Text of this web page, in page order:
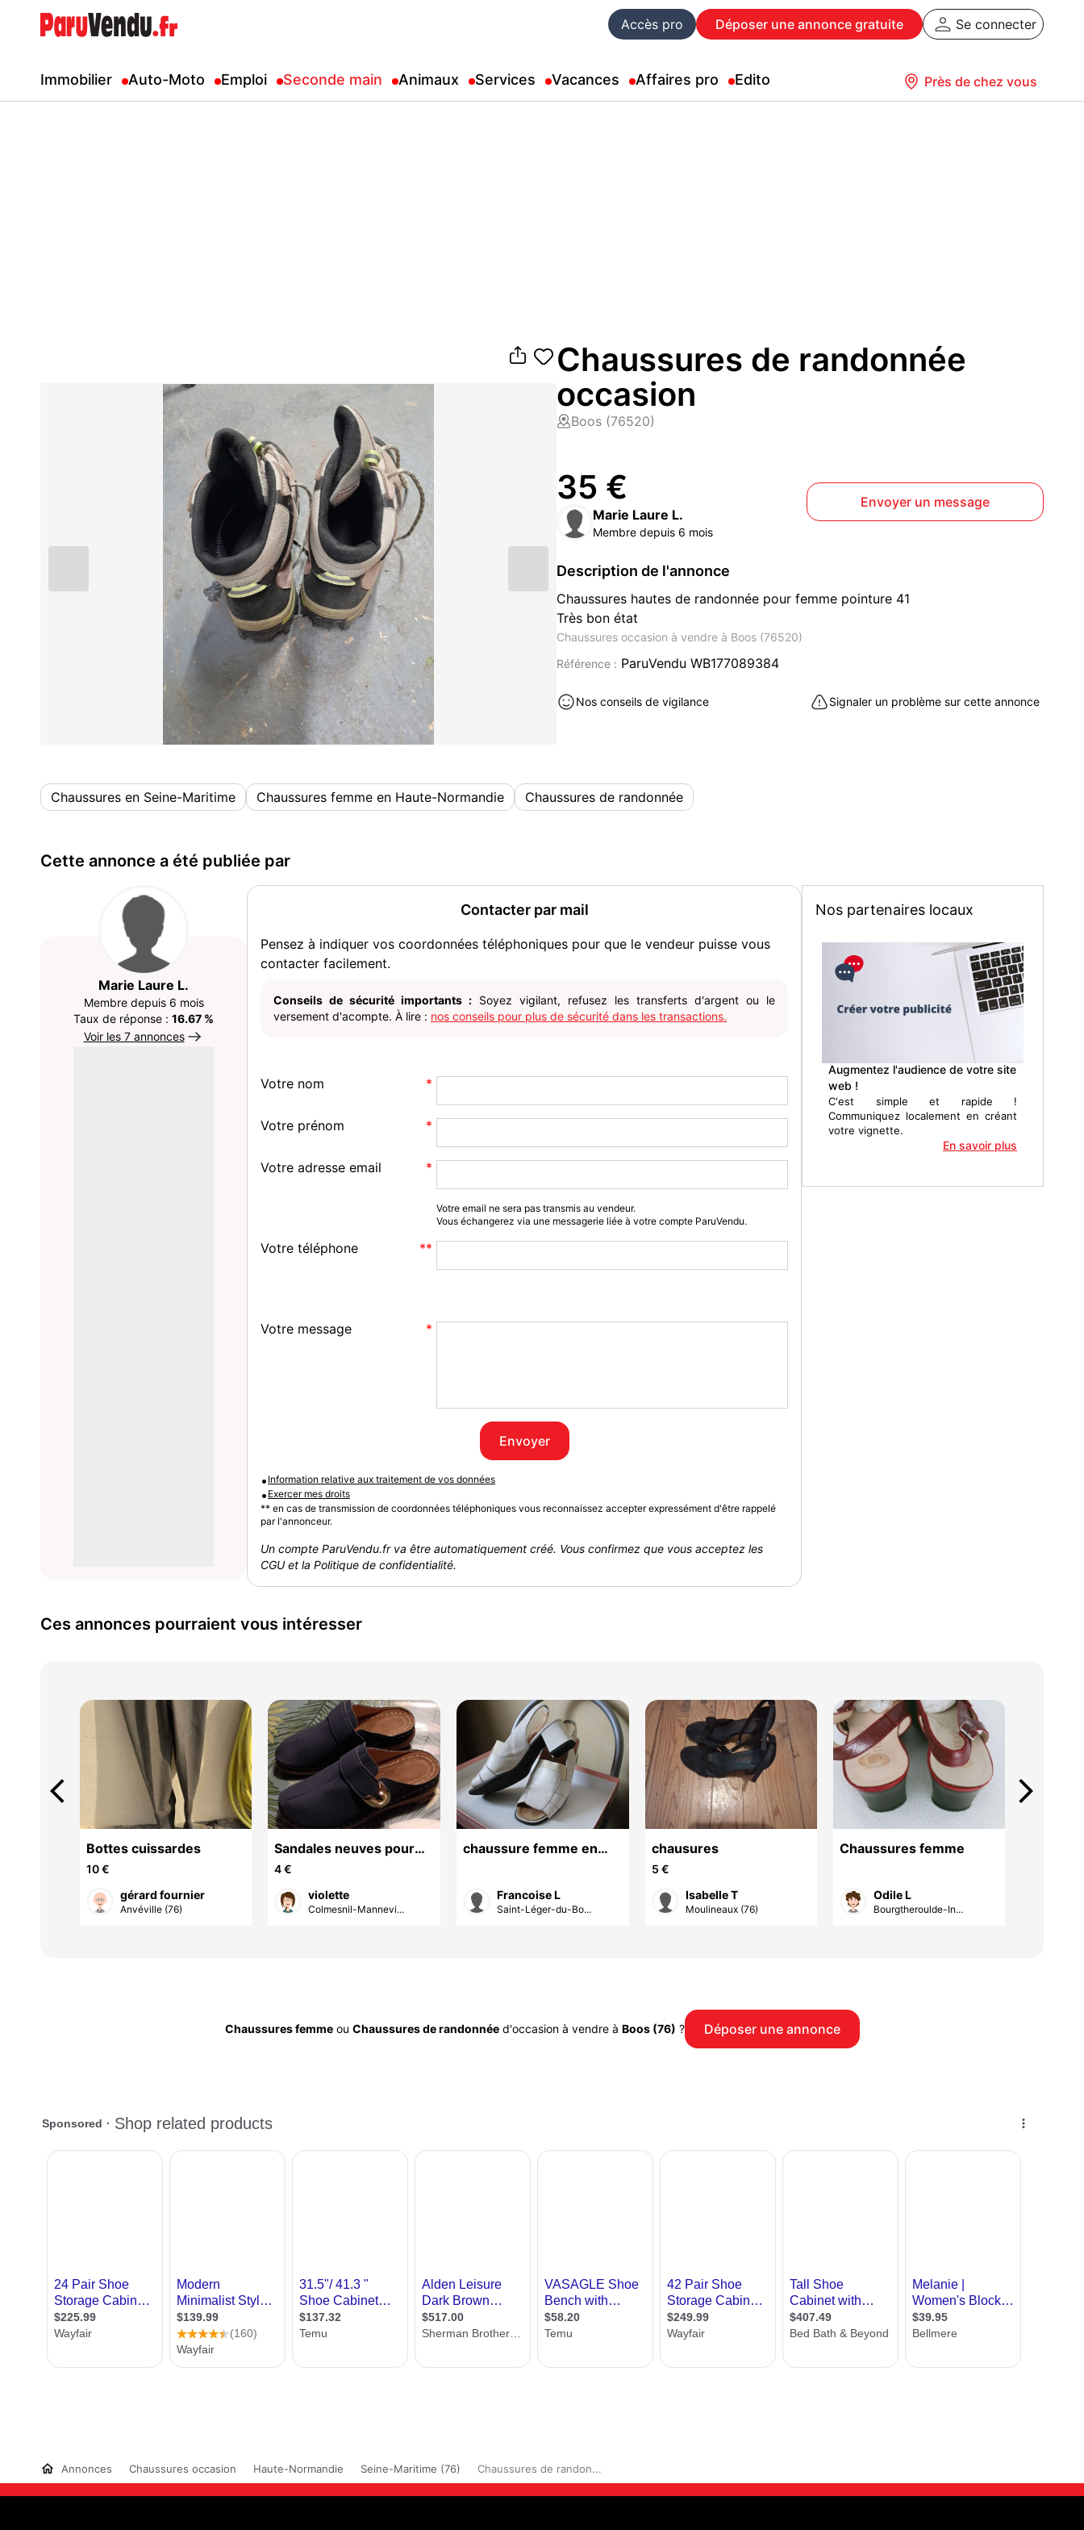
Accès pro Déposer une annonce gratuite Se connecter
Immobilier Auto-Moto Emploi Seconde main Animaux Services Vacances Affaires pro Edito Près de chez vous
Chaussures de randonnée
occasion
Boos (76520)
35 €
Marie Laure L.
Membre depuis 6 mois
Envoyer un message
Description de l'annonce
Chaussures hautes de randonnée pour femme pointure 41
Très bon état
Chaussures occasion à vendre à Boos (76520)
Référence : ParuVendu WB177089384
Nos conseils de vigilance Signaler un problème sur cette annonce
Chaussures en Seine-Maritime Chaussures femme en Haute-Normandie Chaussures de randonnée
Cette annonce a été publiée par
Marie Laure L.
Membre depuis 6 mois
Taux de réponse : 16.67 %
Voir les 7 annonces
Contacter par mail
Pensez à indiquer vos coordonnées téléphoniques pour que le vendeur puisse vous
contacter facilement.
Conseils de sécurité importants : Soyez vigilant, refusez les transferts d'argent ou le
versement d'acompte. À lire : nos conseils pour plus de sécurité dans les transactions.
Votre nom
Votre prénom
Votre adresse email
Votre email ne sera pas transmis au vendeur.
Vous échangerez via une messagerie liée à votre compte ParuVendu.
Votre téléphone
Votre message
Envoyer
• Information relative aux traitement de vos données
• Exercer mes droits
** en cas de transmission de coordonnées téléphoniques vous reconnaissez accepter expressément d'être rappelé
par l'annonceur.
Un compte ParuVendu.fr va être automatiquement créé. Vous confirmez que vous acceptez les
CGU et la Politique de confidentialité.
Nos partenaires locaux
Augmentez l'audience de votre site
web !
C'est simple et rapide !
Communiquez localement en créant
votre vignette.
En savoir plus
Ces annonces pourraient vous intéresser
Bottes cuissardes
10 €
gérard fournier
Anvéville (76)
Sandales neuves pour
femme
4 €
violette
Colmesnil-Mannevi...
chaussure femme en
Francoise L
Saint-Léger-du-Bo...
chausures
5 €
Isabelle T
Moulineaux (76)
Chaussures femme
Odile L
Bourgtheroulde-In...
arrow_back_ios arrow_forward_ios
Chaussures femmeou Chaussures de randonnéed'occasion à vendre à Boos (76) ? Déposer une annonce
Annonces Chaussures occasion Haute-Normandie Seine-Maritime (76) Chaussures de randon...